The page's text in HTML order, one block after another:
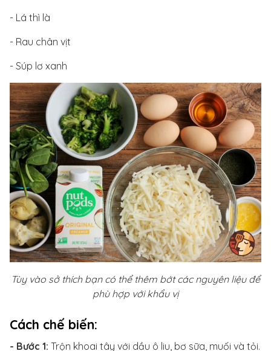
- Lá thì là
- Rau chân vịt
- Súp lơ xanh
Tùy vào sở thích bạn có thể thêm bớt các nguyên liệu để
phù hợp với khẩu vị
Cách chế biến:
- Bước 1: Trộn khoai tây với dầu ô liu, bơ sữa, muối và tỏi.